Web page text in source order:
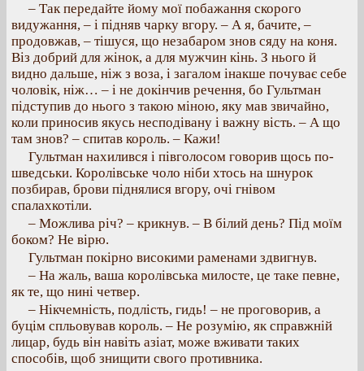
– Так передайте йому мої побажання скорого
видужання, – і підняв чарку вгору. – А я, бачите, –
продовжав, – тішуся, що незабаром знов сяду на коня.
Віз добрий для жінок, а для мужчин кінь. З нього й
видно дальше, ніж з воза, і загалом інакше почуває себе
чоловік, ніж… – і не докінчив речення, бо Гультман
підступив до нього з такою міною, яку мав звичайно,
коли приносив якусь несподівану і важну вість. – А що
там знов? – спитав король. – Кажи!
Гультман нахилився і півголосом говорив щось по-
шведськи. Королівське чоло ніби хтось на шнурок
позбирав, брови піднялися вгору, очі гнівом
спалахкотіли.
– Можлива річ? – крикнув. – В білий день? Під моїм
боком? Не вірю.
Гультман покірно високими раменами здвигнув.
– На жаль, ваша королівська милосте, це таке певне,
як те, що нині четвер.
– Нікчемність, подлість, гидь! – не проговорив, а
буцім спльовував король. – Не розумію, як справжній
лицар, будь він навіть азіат, може вживати таких
способів, щоб знищити свого противника.